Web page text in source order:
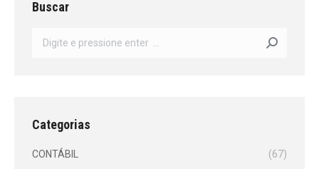
Buscar
Categorias
CONTÁBIL
(67)